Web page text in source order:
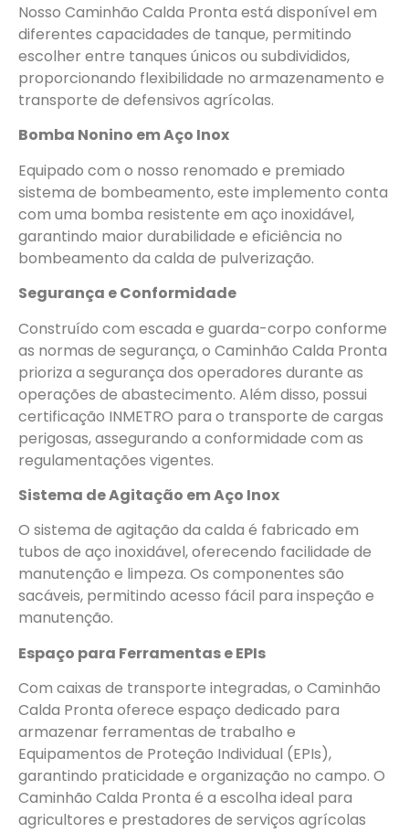
Nosso Caminhão Calda Pronta está disponível em
diferentes capacidades de tanque, permitindo
escolher entre tanques únicos ou subdivididos,
proporcionando flexibilidade no armazenamento e
transporte de defensivos agrícolas.
Bomba Nonino em Aço Inox
Equipado com o nosso renomado e premiado
sistema de bombeamento, este implemento conta
com uma bomba resistente em aço inoxidável,
garantindo maior durabilidade e eficiência no
bombeamento da calda de pulverização.
Segurança e Conformidade
Construído com escada e guarda-corpo conforme
as normas de segurança, o Caminhão Calda Pronta
prioriza a segurança dos operadores durante as
operações de abastecimento. Além disso, possui
certificação INMETRO para o transporte de cargas
perigosas, assegurando a conformidade com as
regulamentações vigentes.
Sistema de Agitação em Aço Inox
O sistema de agitação da calda é fabricado em
tubos de aço inoxidável, oferecendo facilidade de
manutenção e limpeza. Os componentes são
sacáveis, permitindo acesso fácil para inspeção e
manutenção.
Espaço para Ferramentas e EPIs
Com caixas de transporte integradas, o Caminhão
Calda Pronta oferece espaço dedicado para
armazenar ferramentas de trabalho e
Equipamentos de Proteção Individual (EPIs),
garantindo praticidade e organização no campo. O
Caminhão Calda Pronta é a escolha ideal para
agricultores e prestadores de serviços agrícolas